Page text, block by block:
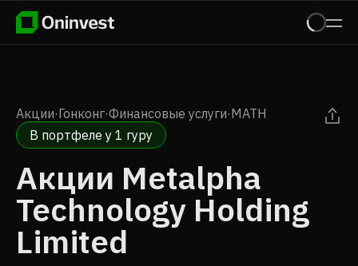
Акции·Гонконг·Финансовые услуги·MATH
В портфеле у 1 гуру
Акции Metalpha
Technology Holding
Limited